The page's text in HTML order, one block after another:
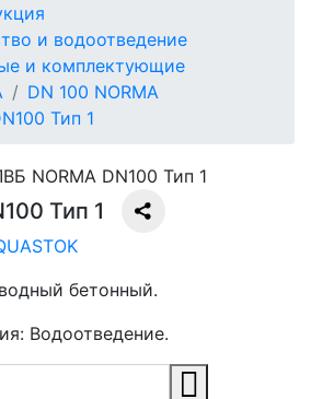
и водоотведение
и комплектующие
DN 100 NORMA
Тип 1
Тип 1
бетонный.
Водоотведение.